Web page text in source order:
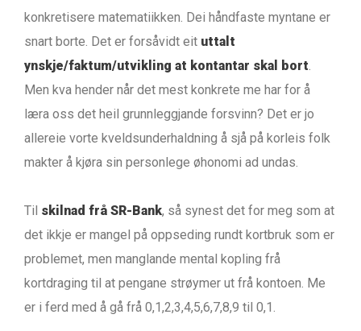
konkretisere matematiikken. Dei håndfaste myntane er
snart borte. Det er forsåvidt eit uttalt
ynskje/faktum/utvikling at kontantar skal bort
Men kva hender når det mest konkrete me har for å
læra oss det heil grunnleggjande forsvinn? Det er jo
allereie vorte kveldsunderhaldning å sjå på korleis folk
makter å kjøra sin personlege øhonomi ad undas.
Til skilnad frå SR-Bank, så synest det for meg som at
det ikkje er mangel på oppseding rundt kortbruk som er
problemet, men manglande mental kopling frå
kortdraging til at pengane strøymer ut frå kontoen. Me
er i ferd med å gå frå 0,1,2,3,4,5,6,7,8,9 til 0,1.